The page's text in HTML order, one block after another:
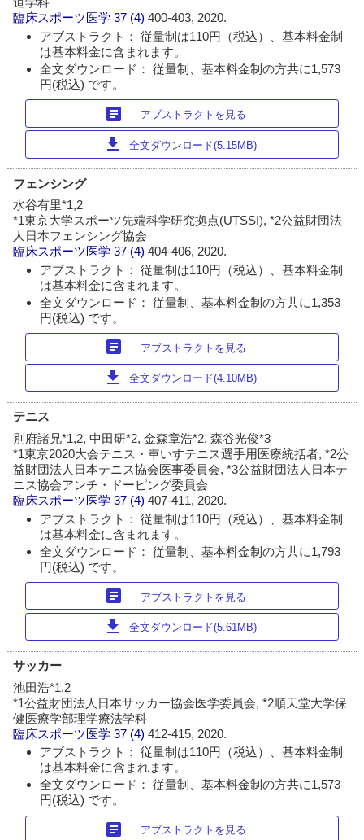
臨床スポーツ医学 37 (4)400-403, 2020.
アブストラクト： 従量制は110円（税込）、基本料金制
は基本料金に含まれます。
全文ダウンロード： 従量制、基本料金制の方共に1,573
円(税込) です。
article アブストラクトを見る
download 全文ダウンロード(5.15MB)
フェンシング
水谷有里*1,2
*1東京大学スポーツ先端科学研究拠点(UTSSI), *2公益財団法
人日本フェンシング協会
臨床スポーツ医学 37 (4)404-406, 2020.
アブストラクト： 従量制は110円（税込）、基本料金制
は基本料金に含まれます。
全文ダウンロード： 従量制、基本料金制の方共に1,353
円(税込) です。
article アブストラクトを見る
download 全文ダウンロード(4.10MB)
テニス
別府諸兄*1,2, 中田研*2, 金森章浩*2, 森谷光俊*3
*1東京2020大会テニス・車いすテニス選手用医療統括者, *2公
益財団法人日本テニス協会医事委員会, *3公益財団法人日本テ
ニス協会アンチ・ドーピング委員会
臨床スポーツ医学 37 (4)407-411, 2020.
アブストラクト： 従量制は110円（税込）、基本料金制
は基本料金に含まれます。
全文ダウンロード： 従量制、基本料金制の方共に1,793
円(税込) です。
article アブストラクトを見る
download 全文ダウンロード(5.61MB)
サッカー
池田浩*1,2
*1公益財団法人日本サッカー協会医学委員会, *2順天堂大学保
健医療学部理学療法学科
臨床スポーツ医学 37 (4)412-415, 2020.
アブストラクト： 従量制は110円（税込）、基本料金制
は基本料金に含まれます。
全文ダウンロード： 従量制、基本料金制の方共に1,573
円(税込) です。
article アブストラクトを見る